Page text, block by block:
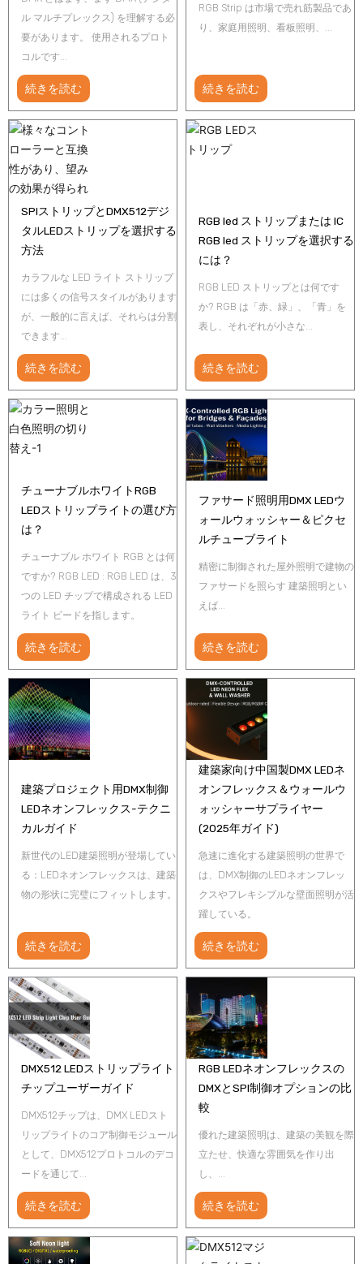
ル マルチプレックス) を理解する必
要があります。 使用されるプロト
コルです...
続きを読む
RGB Strip は市場で売れ筋製品であ
り、家庭用照明、看板照明、...
続きを読む
SPIストリップとDMX512デジ
タルLEDストリップを選択する
方法
カラフルな LED ライト ストリップ
には多くの信号スタイルがあります
が、一般的に言えば、それらは分割
できます...
続きを読む
RGB led ストリップまたは IC
RGB led ストリップを選択する
には？
RGB LED ストリップとは何です
か? RGB は「赤、緑」、「青」を
表し、それぞれが小さな...
続きを読む
チューナブルホワイトRGB
LEDストリップライトの選び方
は？
チューナブル ホワイト RGB とは何
ですか? RGB LED : RGB LED は、3
つの LED チップで構成される LED
ライト ビードを指します。
続きを読む
ファサード照明用DMX LEDウ
ォールウォッシャー＆ピクセ
ルチューブライト
精密に制御された屋外照明で建物の
ファサードを照らす 建築照明とい
えば...
続きを読む
建築プロジェクト用DMX制御
LEDネオンフレックス-テクニ
カルガイド
新世代のLED建築照明が登場してい
る：LEDネオンフレックスは、建築
物の形状に完璧にフィットします。
続きを読む
建築家向け中国製DMX LEDネ
オンフレックス＆ウォールウ
ォッシャーサプライヤー
(2025年ガイド)
急速に進化する建築照明の世界で
は、DMX制御のLEDネオンフレッ
クスやフレキシブルな壁面照明が活
躍している。
続きを読む
DMX512 LEDストリップライト
チップユーザーガイド
DMX512チップは、DMX LEDスト
リップライトのコア制御モジュール
として、DMX512プロトコルのデコ
ードを通じて...
続きを読む
RGB LEDネオンフレックスの
DMXとSPI制御オプションの比
較
優れた建築照明は、建築の美観を際
立たせ、快適な雰囲気を作り出
し、...
続きを読む